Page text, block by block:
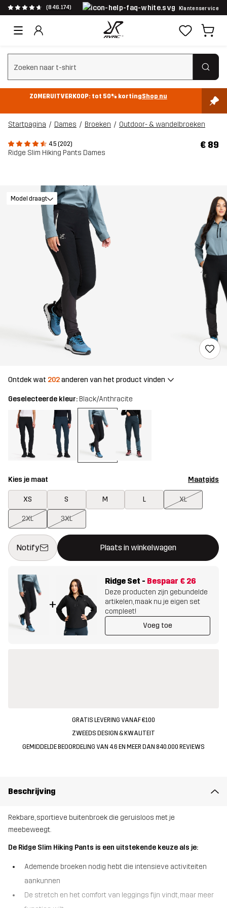
(846.174) Klantenservice
Zoeken wissen
ZOMERUITVERKOOP: tot 50% kortingShop nu
Startpagina Dames Broeken Outdoor- & wandelbroeken
4.5 (202)
Ridge Slim Hiking Pants Dames
€ 89
Model draagt
Ontdek wat 202anderen van het product vinden
Geselecteerde kleur: Black/Anthracite
Kies je maat Maatgids
XS S M L XL
2XL 3XL
Notify Plaats in winkelwagen
Deze knop opent een modal met de bevestiging van een
{{size}} niet beschikbaar
+
Ridge Set - Bespaar € 26
Deze producten zijn gebundelde
artikelen, maak nu je eigen set
compleet!
Voeg toe
GRATIS LEVERING VANAF €100
ZWEEDS DESIGN & KWALITEIT
GEMIDDELDE BEOORDELING VAN 4.6 EN MEER DAN 840.000 REVIEWS
Beschrijving
Rekbare, sportieve buitenbroek die geruisloos met je
meebeweegt.
De Ridge Slim Hiking Pants is een uitstekende keuze als je:
Ademende broeken nodig hebt die intensieve activiteiten
aankunnen
De stretch en het comfort van leggings fijn vindt, maar meer